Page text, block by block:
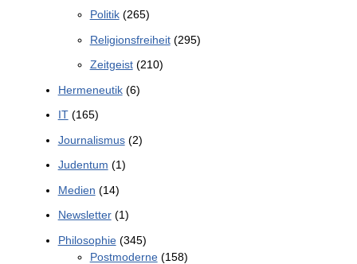
Politik(265)
Religionsfreiheit(295)
Zeitgeist(210)
Hermeneutik(6)
IT(165)
Journalismus(2)
Judentum (1)
Medien (14)
Newsletter(1)
Philosophie(345)
Postmoderne(158)